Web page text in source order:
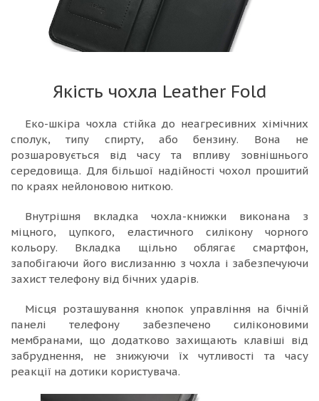
Якість чохла Leather Fold
Еко-шкіра чохла стійка до неагресивних хімічних
сполук, типу спирту, або бензину. Вона не
розшаровується від часу та впливу зовнішнього
середовища. Для більшої надійності чохол прошитий
по краях нейлоновою ниткою.
Внутрішня вкладка чохла-книжки виконана з
міцного, цупкого, еластичного силікону чорного
кольору. Вкладка щільно облягає смартфон,
запобігаючи його вислизанню з чохла і забезпечуючи
захист телефону від бічних ударів.
Місця розташування кнопок управління на бічній
панелі телефону забезпечено силіконовими
мембранами, що додатково захищають клавіші від
забруднення, не знижуючи їх чутливості та часу
реакції на дотики користувача.